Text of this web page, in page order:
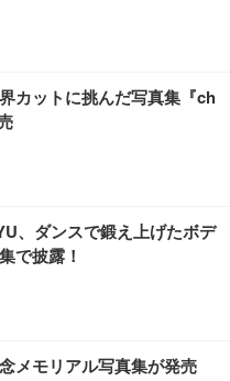
カットに挑んだ写真集『ch
、ダンスで鍛え上げたボデ
で披露！
メモリアル写真集が発売